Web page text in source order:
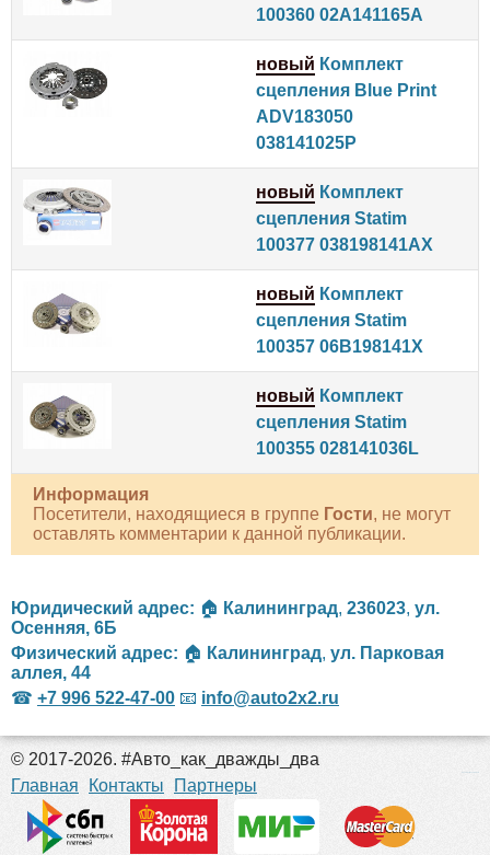
100360 02A141165A
новый Комплект
сцепления Blue Print
ADV183050
038141025P
новый Комплект
сцепления Statim
100377 038198141AX
новый Комплект
сцепления Statim
100357 06B198141X
новый Комплект
сцепления Statim
100355 028141036L
Информация
Посетители, находящиеся в группе Гости, не могут
оставлять комментарии к данной публикации.
Юридический адрес: 🏠 Калининград, 236023, ул.
Осенняя, 6Б
Физический адрес: 🏠 Калининград, ул. Парковая
аллея, 44
☎ +7 996 522-47-00 📧 info@auto2x2.ru
© 2017-2026. #Авто_как_дважды_два
Главная
Контакты Партнеры